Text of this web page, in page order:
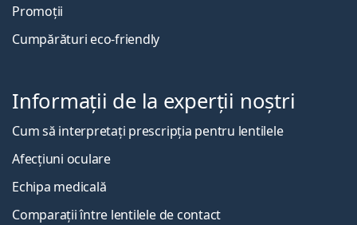
Promoții
Cumpărături eco-friendly
Informații de la experții noștri
Cum să interpretați prescripția pentru lentilele
Afecțiuni oculare
Echipa medicală
Comparații între lentilele de contact